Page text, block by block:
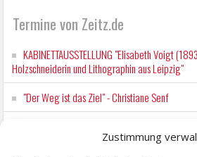
Zustimmung
Termine von Zeitz.de
KABINETTAUSSTELLUNG "Elisabeth Voigt
Holzschneiderin und Lithographin aus Leipzig"
"Der Weg ist das Ziel" - Christiane Senf